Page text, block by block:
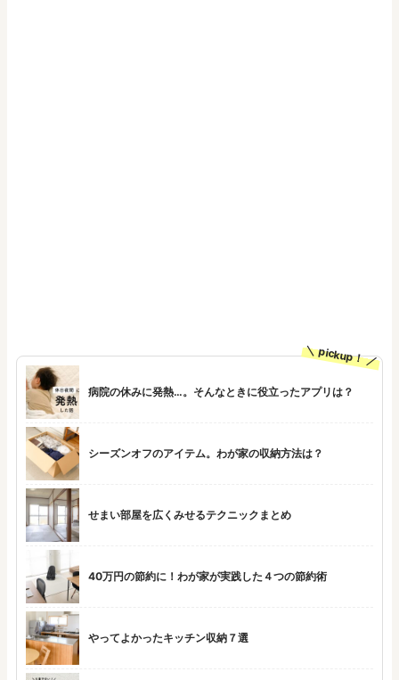
pickup！
病院の休みに発熱…。そんなときに役立ったアプリは？
シーズンオフのアイテム。わが家の収納方法は？
せまい部屋を広くみせるテクニックまとめ
40万円の節約に！わが家が実践した４つの節約術
やってよかったキッチン収納７選